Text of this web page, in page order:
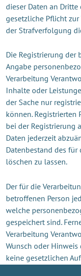
dieser Daten an
gesetzliche Pflicht
der Strafverfolgung
Die Registrierung
Angabe
Verarbeitung
Inhalte oder
der Sache nur
können. Registrierten
bei der Registrierung
Daten jederzeit
Datenbestand des
löschen zu lassen.
Der für die
betroffenen Person
welche
gespeichert sind.
Verarbeitung
Wunsch oder
keine gesetzlichen